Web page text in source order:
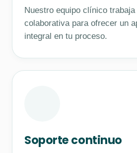
Nuestro equipo clínico
colaborativa para ofrecer un
integral en tu proceso.
Soporte continuo